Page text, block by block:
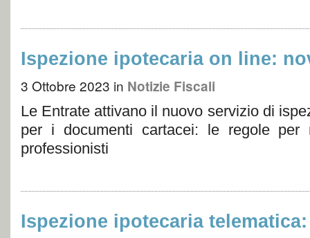
Ispezione ipotecaria on line:
3 Ottobre 2023 in Notizie Fiscali
Le Entrate attivano il nuovo servizio di
per i documenti cartacei: le regole per
professionisti
Ispezione ipotecaria telematica: